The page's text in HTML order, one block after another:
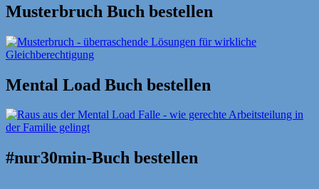
Musterbruch Buch bestellen
Mental Load Buch bestellen
#nur30min-Buch bestellen